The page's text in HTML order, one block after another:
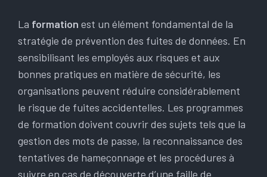
La formation est un élément fondamental de la
stratégie de prévention des fuites de données. En
sensibilisant les employés aux risques et aux
bonnes pratiques en matière de sécurité, les
organisations peuvent réduire considérablement
le risque de fuites accidentelles. Les programmes
de formation doivent couvrir des sujets tels que la
gestion des mots de passe, la reconnaissance des
tentatives de hameçonnage et les procédures à
suivre en cas de découverte d’une faille de